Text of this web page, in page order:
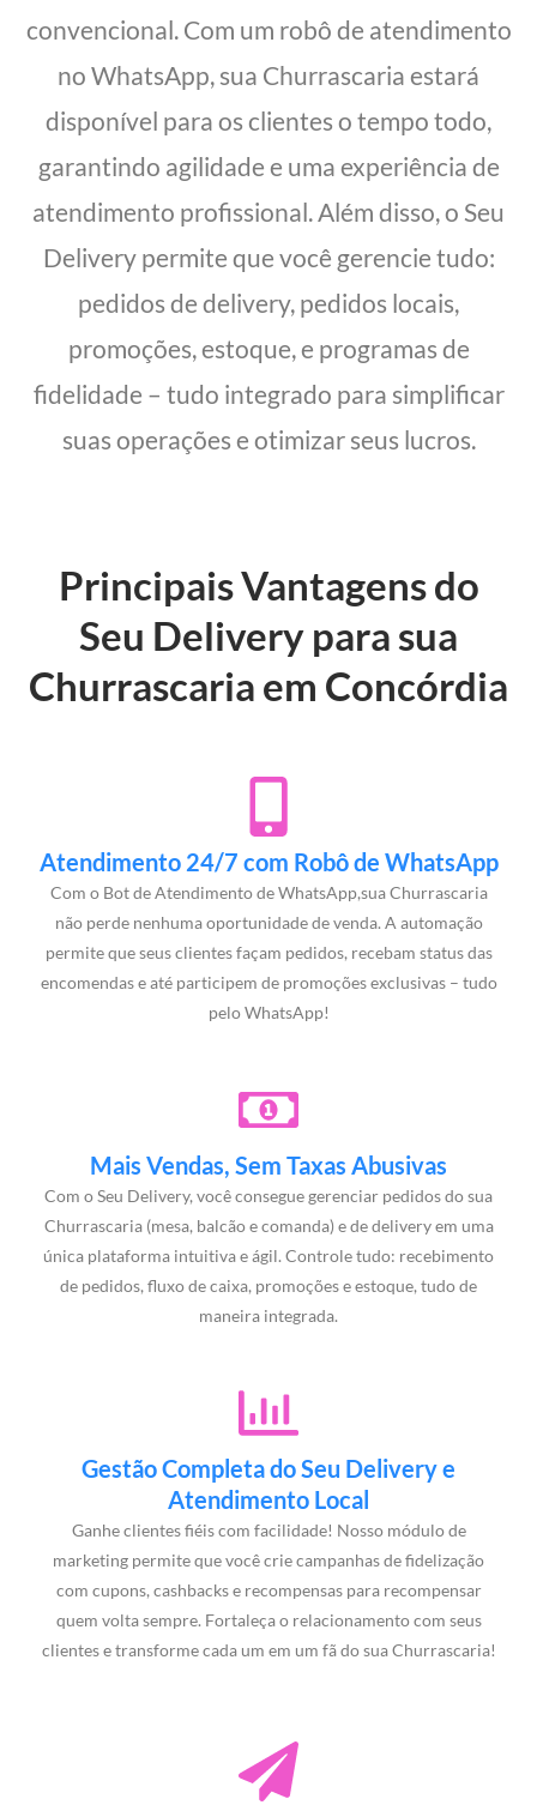
convencional. Com um robô de atendimento
no WhatsApp, sua Churrascaria estará
disponível para os clientes o tempo todo,
garantindo agilidade e uma experiência de
atendimento profissional. Além disso, o Seu
Delivery permite que você gerencie tudo:
pedidos de delivery, pedidos locais,
promoções, estoque, e programas de
fidelidade – tudo integrado para simplificar
suas operações e otimizar seus lucros.
Principais Vantagens do
Seu Delivery para sua
Churrascaria em Concórdia
Atendimento 24/7 com Robô de WhatsApp
Com o Bot de Atendimento de WhatsApp,sua Churrascaria
não perde nenhuma oportunidade de venda. A automação
permite que seus clientes façam pedidos, recebam status das
encomendas e até participem de promoções exclusivas – tudo
pelo WhatsApp!
Mais Vendas, Sem Taxas Abusivas
Com o Seu Delivery, você consegue gerenciar pedidos do sua
Churrascaria (mesa, balcão e comanda) e de delivery em uma
única plataforma intuitiva e ágil. Controle tudo: recebimento
de pedidos, fluxo de caixa, promoções e estoque, tudo de
maneira integrada.
Gestão Completa do Seu Delivery e
Atendimento Local
Ganhe clientes fiéis com facilidade! Nosso módulo de
marketing permite que você crie campanhas de fidelização
com cupons, cashbacks e recompensas para recompensar
quem volta sempre. Fortaleça o relacionamento com seus
clientes e transforme cada um em um fã do sua Churrascaria!